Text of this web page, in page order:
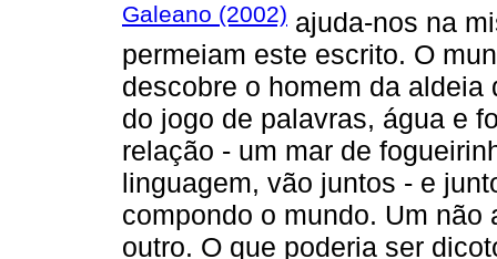
Galeano (2002) ajuda-nos na
permeiam este escrito. O
descobre o homem da
do jogo de palavras, água e
relação - um mar de
linguagem, vão juntos - e
compondo o mundo. Um
outro. O que poderia ser